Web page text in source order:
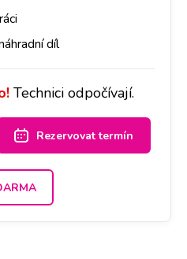
hodně dat, doporučujeme
díl
Technici odpočívají.
Rezervovat termín